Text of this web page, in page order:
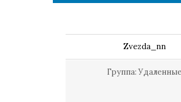
Zvezda_nn
Группа: Удаленные